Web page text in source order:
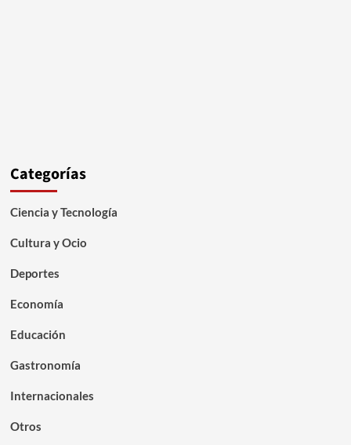
Categorías
Ciencia y Tecnología
Cultura y Ocio
Deportes
Economía
Educación
Gastronomía
Internacionales
Otros